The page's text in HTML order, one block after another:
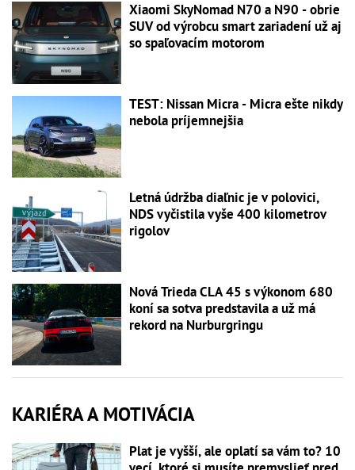
Xiaomi SkyNomad N70 a N90 - obrie
SUV od výrobcu smart zariadení už aj
so spaľovacím motorom
TEST: Nissan Micra - Micra ešte nikdy
nebola príjemnejšia
Letná údržba diaľnic je v polovici,
NDS vyčistila vyše 400 kilometrov
rigolov
Nová Trieda CLA 45 s výkonom 680
koní sa sotva predstavila a už má
rekord na Nurburgringu
KARIÉRA A MOTIVÁCIA
Plat je vyšší, ale oplatí sa vám to? 10